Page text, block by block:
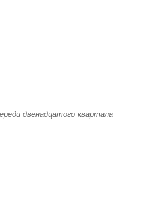
двенадцатого квартала